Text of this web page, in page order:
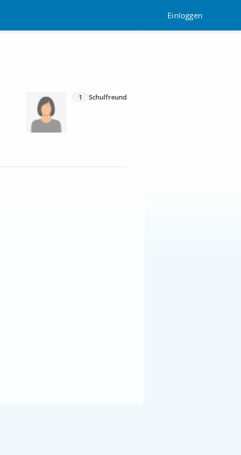
Einloggen
1 Schulfreund